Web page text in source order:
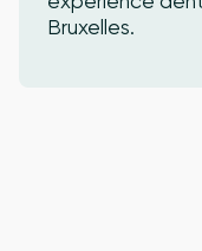
Bruxelles.